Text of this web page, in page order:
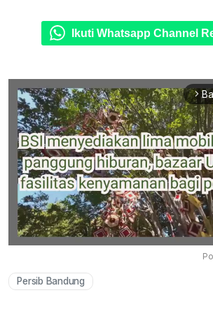
Ikuti Whatsapp Channel
arrow_forward_ios
Persib Bandung